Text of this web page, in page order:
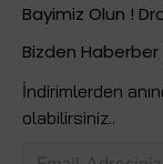
Bayimiz Olun !
Bizden
İndirimlerden
olabilirsiniz..